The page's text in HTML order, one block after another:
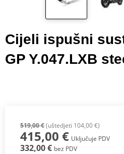
Cijeli ispušni
GP Y.047.LXB
519,00 €(uštedjeti 104,00 €)
415,00 € Uključuje PDV
332,00 € bez PDV